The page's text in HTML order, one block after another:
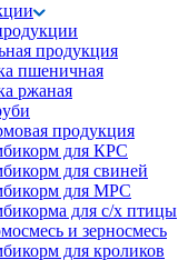
продукция
пшеничная
ржаная
продукция
для КРС
для свиней
для МРС
для с/х птицы
и зерносмесь
для кроликов